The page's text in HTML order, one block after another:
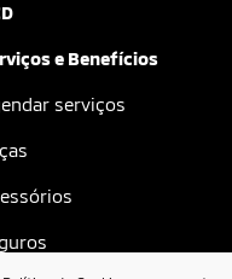
e Benefícios
serviços